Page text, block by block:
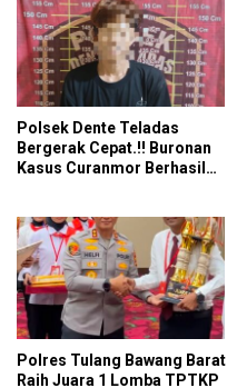
Polsek Dente Teladas
Bergerak Cepat.!! Buronan
Kasus Curanmor Berhasil
Polres Tulang Bawang Barat
Raih Juara 1 Lomba TPTKP